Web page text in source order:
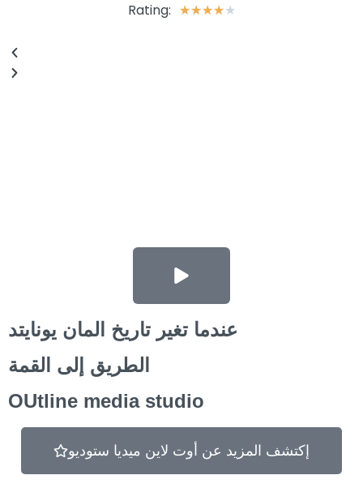
Rating: ★★★★★
عندما تغير تاريخ المان يونايتد
الطريق إلى القمة
OUtline media studio
إكتشف المزيد عن أوت لاين ميديا ستوديو